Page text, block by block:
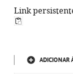
Link
ADICIONAR